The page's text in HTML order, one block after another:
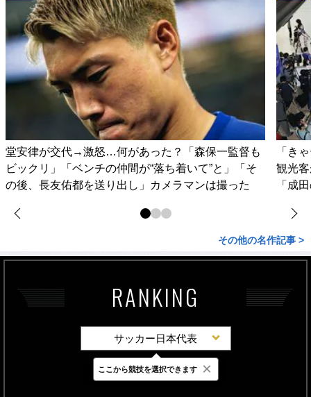
堂安律が交代→激怒…何があった？「森保一監督も
ビックリ」「ベンチの仲間が“落ち着いて”と」「そ
の後、長友佑都を送り出し」カメラマンは撮った
「き
観光
「成
その他の名作記事 >
RANKING
サッカー日本代表
最新 24時間 週間
ここから競技を選択できます ×